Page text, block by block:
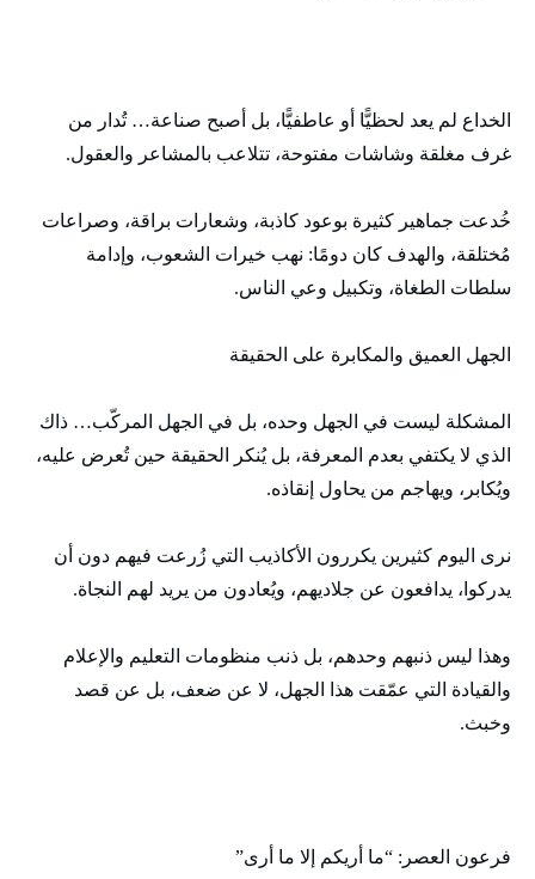
الخداع لم يعد لحظيًّا أو عاطفيًّا، بل أصبح صناعة… تُدار من
غرف مغلقة وشاشات مفتوحة، تتلاعب بالمشاعر والعقول.
خُدعت جماهير كثيرة بوعود كاذبة، وشعارات براقة، وصراعات
مُختلقة، والهدف كان دومًا: نهب خيرات الشعوب، وإدامة
سلطات الطغاة، وتكبيل وعي الناس.
الجهل العميق والمكابرة على الحقيقة
المشكلة ليست في الجهل وحده، بل في الجهل المركّب… ذاك
الذي لا يكتفي بعدم المعرفة، بل يُنكر الحقيقة حين تُعرض عليه،
ويُكابر، ويهاجم من يحاول إنقاذه.
نرى اليوم كثيرين يكررون الأكاذيب التي زُرعت فيهم دون أن
يدركوا، يدافعون عن جلاديهم، ويُعادون من يريد لهم النجاة.
وهذا ليس ذنبهم وحدهم، بل ذنب منظومات التعليم والإعلام
والقيادة التي عمّقت هذا الجهل، لا عن ضعف، بل عن قصد
وخبث.
فرعون العصر: “ما أريكم إلا ما أرى”